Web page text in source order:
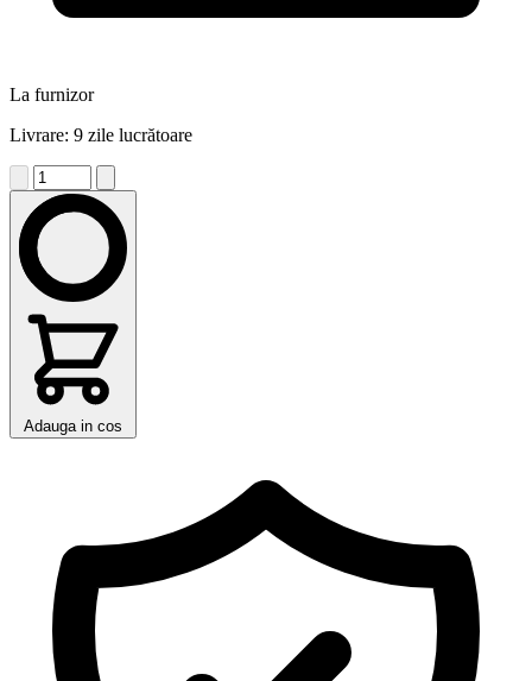
La furnizor
Livrare: 9 zile lucrătoare
Adauga in cos